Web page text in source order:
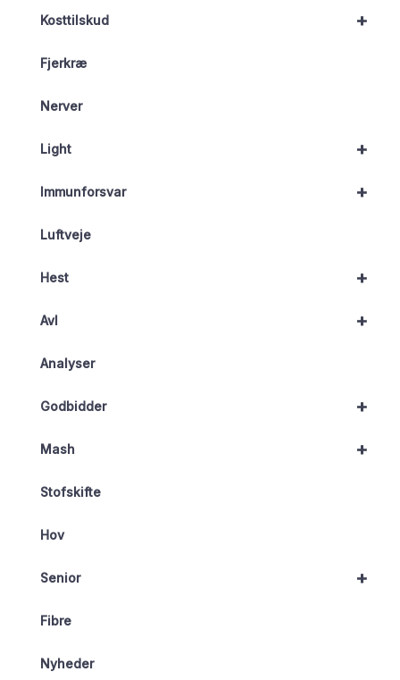
+
Kosttilskud
Fjerkræ
Nerver
+
Light
+
Immunforsvar
Luftveje
+
Hest
+
Avl
Analyser
+
Godbidder
+
Mash
Stofskifte
Hov
+
Senior
Fibre
Nyheder